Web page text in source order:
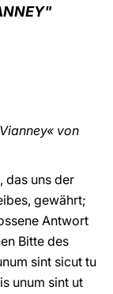
von
das uns der
gewährt;
Antwort
Bitte des
sint sicut tu
unum sint ut